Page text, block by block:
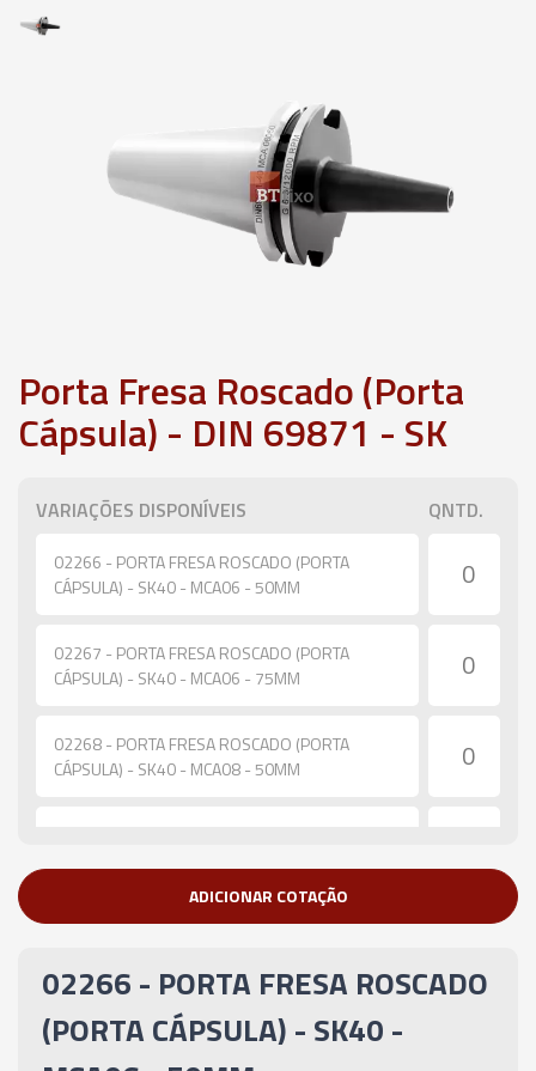
Porta Fresa Roscado (Porta
Cápsula) - DIN 69871 - SK
VARIAÇÕES DISPONÍVEIS QNTD.
02266 - PORTA FRESA ROSCADO (PORTA
CÁPSULA) - SK40 - MCA06 - 50MM
02267 - PORTA FRESA ROSCADO (PORTA
CÁPSULA) - SK40 - MCA06 - 75MM
02268 - PORTA FRESA ROSCADO (PORTA
CÁPSULA) - SK40 - MCA08 - 50MM
02270 - PORTA FRESA ROSCADO (PORTA
02271 - PORTA FRESA ROSCADO (PORTA
CÁPSULA) - SK40 - MCA10 - 50MM
ADICIONAR COTAÇÃO
02266 - PORTA FRESA ROSCADO
(PORTA CÁPSULA) - SK40 -